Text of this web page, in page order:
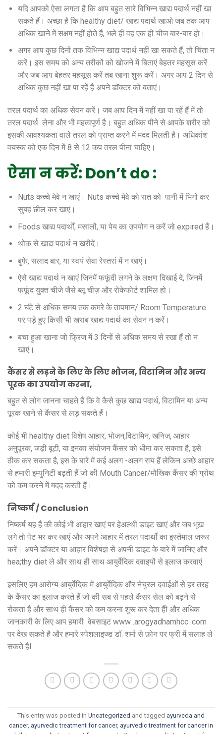
यदि आपको ऐसा लगता है कि आप बहुत सारे विभिन्न खाद्य पदार्थ नहीं खा
सकते हैं। अच्छा है कि healthy diet/ खाद्य पदार्थ खाओ जब तक आप
अधिक खाने में सक्षम नहीं होते हैं, भले ही वह एक ही चीज बार-बार हो।
अगर आप कुछ दिनों तक विभिन्न खाद्य पदार्थ नहीं खा सकते हैं, तो चिंता न
करें। इस समय को अन्य तरीकों को खोजने में बिताएं बेहतर महसूस करें
और जब आप बेहतर महसूस करें तब खाना शुरू करें। अगर आप 2 दिन से
अधिक कुछ नहीं खा पा रहें हैं अपने डॉक्टर को बताएं।
तरल पदार्थ का अधिक सेवन करें। जब आप दिन में नहीं खा पा रहें हैं में तो
तरल पदार्थ लेना और भी महत्वपूर्ण है। बहुत अधिक पीने से आपके शरीर को
इसकी आवश्यकता वाले तरल को प्राप्त करने में मदद मिलती है। अधिकांश
वयस्क को एक दिन में 8 से 12 कप तरल पीना चाहिए।
ऐसा न करें: Don’t do :
Nuts कच्चे मेवे न खाएं। Nuts कच्चे मेवे को रात को पानी में भिगो कर
सुबह छील कर खाएं।
Foods खाद्य पदार्थों, मसालों, या पेय का उपयोग न करें जो expired हैं।
थोक से खाद्य पदार्थ न खरीदें।
बुफे, सलाद बार, या स्वयं सेवा रेस्तरां में न खाएं।
ऐसे खाद्य पदार्थ न खाएं जिनमें फफूंदी लगने के लक्षण दिखाई दे, जिनमें
फफूंद युक्त चीजे जैसे ब्लू चीज़ और रोकेफोर्ट शामिल हो।
2 घंटे से अधिक समय तक कमरे के तापमान/ Room Temperature
पर पड़े हुए किसी भी खराब खाद्य पदार्थ का सेवन न करें।
बचा हुआ खाना जो फ्रिज में 3 दिनों से अधिक समय से रखा हैं तो न
खाएं।
कैंसर से लड़ने के लिए के लिए भोजन, विटामिन और अन्य
पूरक का उपयोग करना,
बहुत से लोग जानना चाहते हैं कि वे कैसे कुछ खाद्य पदार्थ, विटामिन या अन्य
पूरक खाने से कैंसर से लड़ सकते हैं।
कोई भी healthy diet विशेष आहार, भोजन,विटामिन, खनिज, आहार
अनुपूरक, जड़ी बूटी, या इनका संयोजन कैंसर को धीमा कर सकता है, इसे
ठीक कर सकता है, इस के बारे में कई अलग -अलग राय हैं लेकिन अच्छे आहार
से हमारी इम्युनिटी बढ़ती हैं जो की Mouth Cancer/मौखिक कैंसर की ग्रोथ
को कम करने में मदद करती हैं।
निष्कर्ष / Conclusion
निष्कर्ष यह हैं की कोई भी आहार खाएं पर हेअल्थी डाइट खाएं और जब भूख
लगे तो पेट भर कर खाएं और अपने आहार में तरल पदार्थों का इस्तेमाल जरूर
करें। अपने डॉक्टर या आहार विशेषज्ञ से अपनी डाइट के बारे में जानिए और
hea;thy diet ले और साथ ही साथ आयुर्वेदिक दवाइयों से इलाज करवाएं
इसलिए हम आरोग्य आयुर्वेदिक में आयुर्वेदिक और नेचुरल दवाईओं से हर तरह
के कैंसर का इलाज करते हैं जो की सब से पहले कैंसर सेल को बढ़ने से
रोकता है और साथ ही कैंसर को कम करना शुरू कर देता हैी और अधिक
जानकारी के लिए आप हमारी वेबसाइट www .arogyadhamhcc .com
पर देख सकते है और हमारे स्पेशलाइज्ड डॉ. शर्मा से फ़ोन पर फ्री में सलाह ले
सकते हैंI
This entry was posted in Uncategorized and tagged ayurveda and
cancer, ayurvedic treatment for cancer, ayurvedic treatment for cancer in